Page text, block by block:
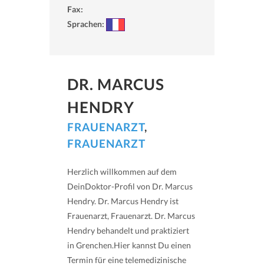
Fax:
Sprachen:
DR. MARCUS
HENDRY
FRAUENARZT,
FRAUENARZT
Herzlich willkommen auf dem
DeinDoktor-Profil von Dr. Marcus
Hendry. Dr. Marcus Hendry ist
Frauenarzt, Frauenarzt. Dr. Marcus
Hendry behandelt und praktiziert
in Grenchen.Hier kannst Du einen
Termin für eine telemedizinische